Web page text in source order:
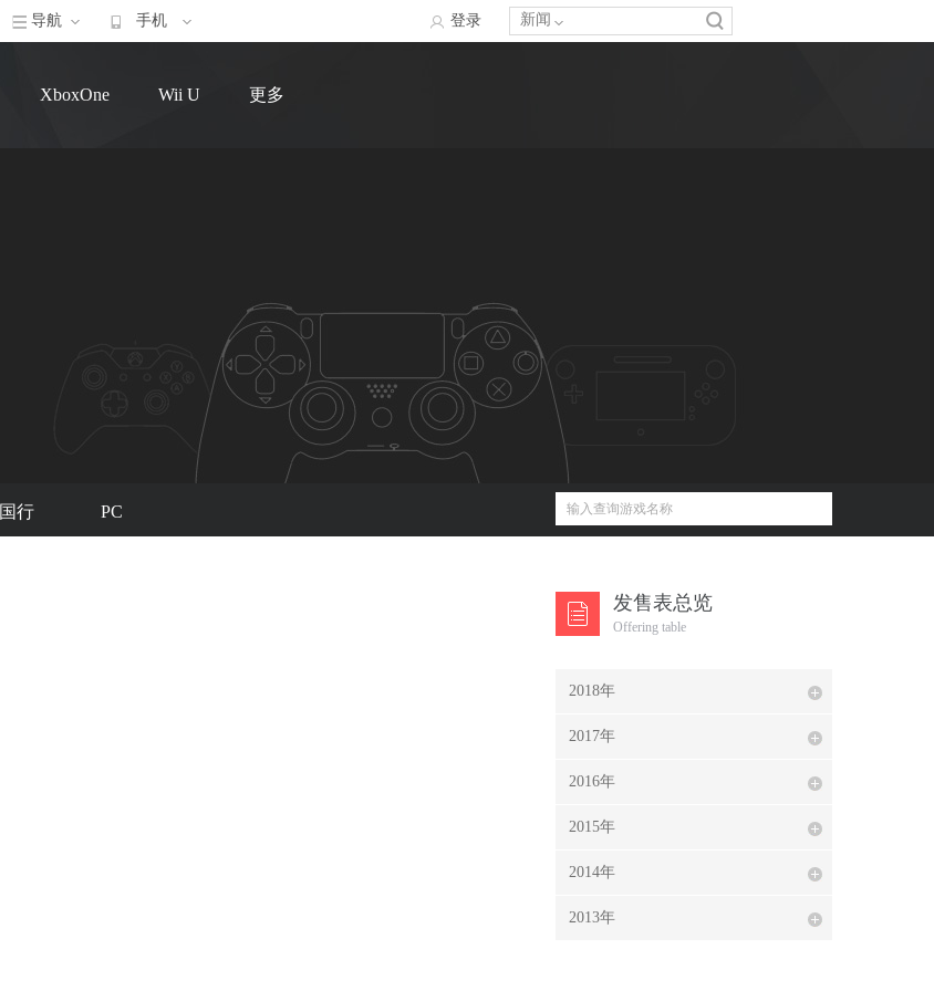
导航 手机 新闻
登录
XboxOne Wii U 更多
国行 PC
发售表总览
Offering table
2018年
2017年
2016年
2015年
2014年
2013年